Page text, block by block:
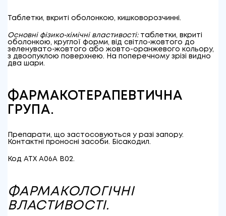
Таблетки, вкриті оболонкою, кишковорозчинні.
Основні фізико-хімічні властивості: таблетки, вкриті
оболонкою, круглої форми, від світло-жовтого до
зеленувато-жовтого або жовто-оранжевого кольору,
з двоопуклою поверхнею. На поперечному зрізі видно
два шари.
ФАРМАКОТЕРАПЕВТИЧНА
ГРУПА.
Препарати, що застосовуються у разі запору.
Контактні проносні засоби. Бісакодил.
Код АТХ A06A B02.
ФАРМАКОЛОГІЧНІ
ВЛАСТИВОСТІ.